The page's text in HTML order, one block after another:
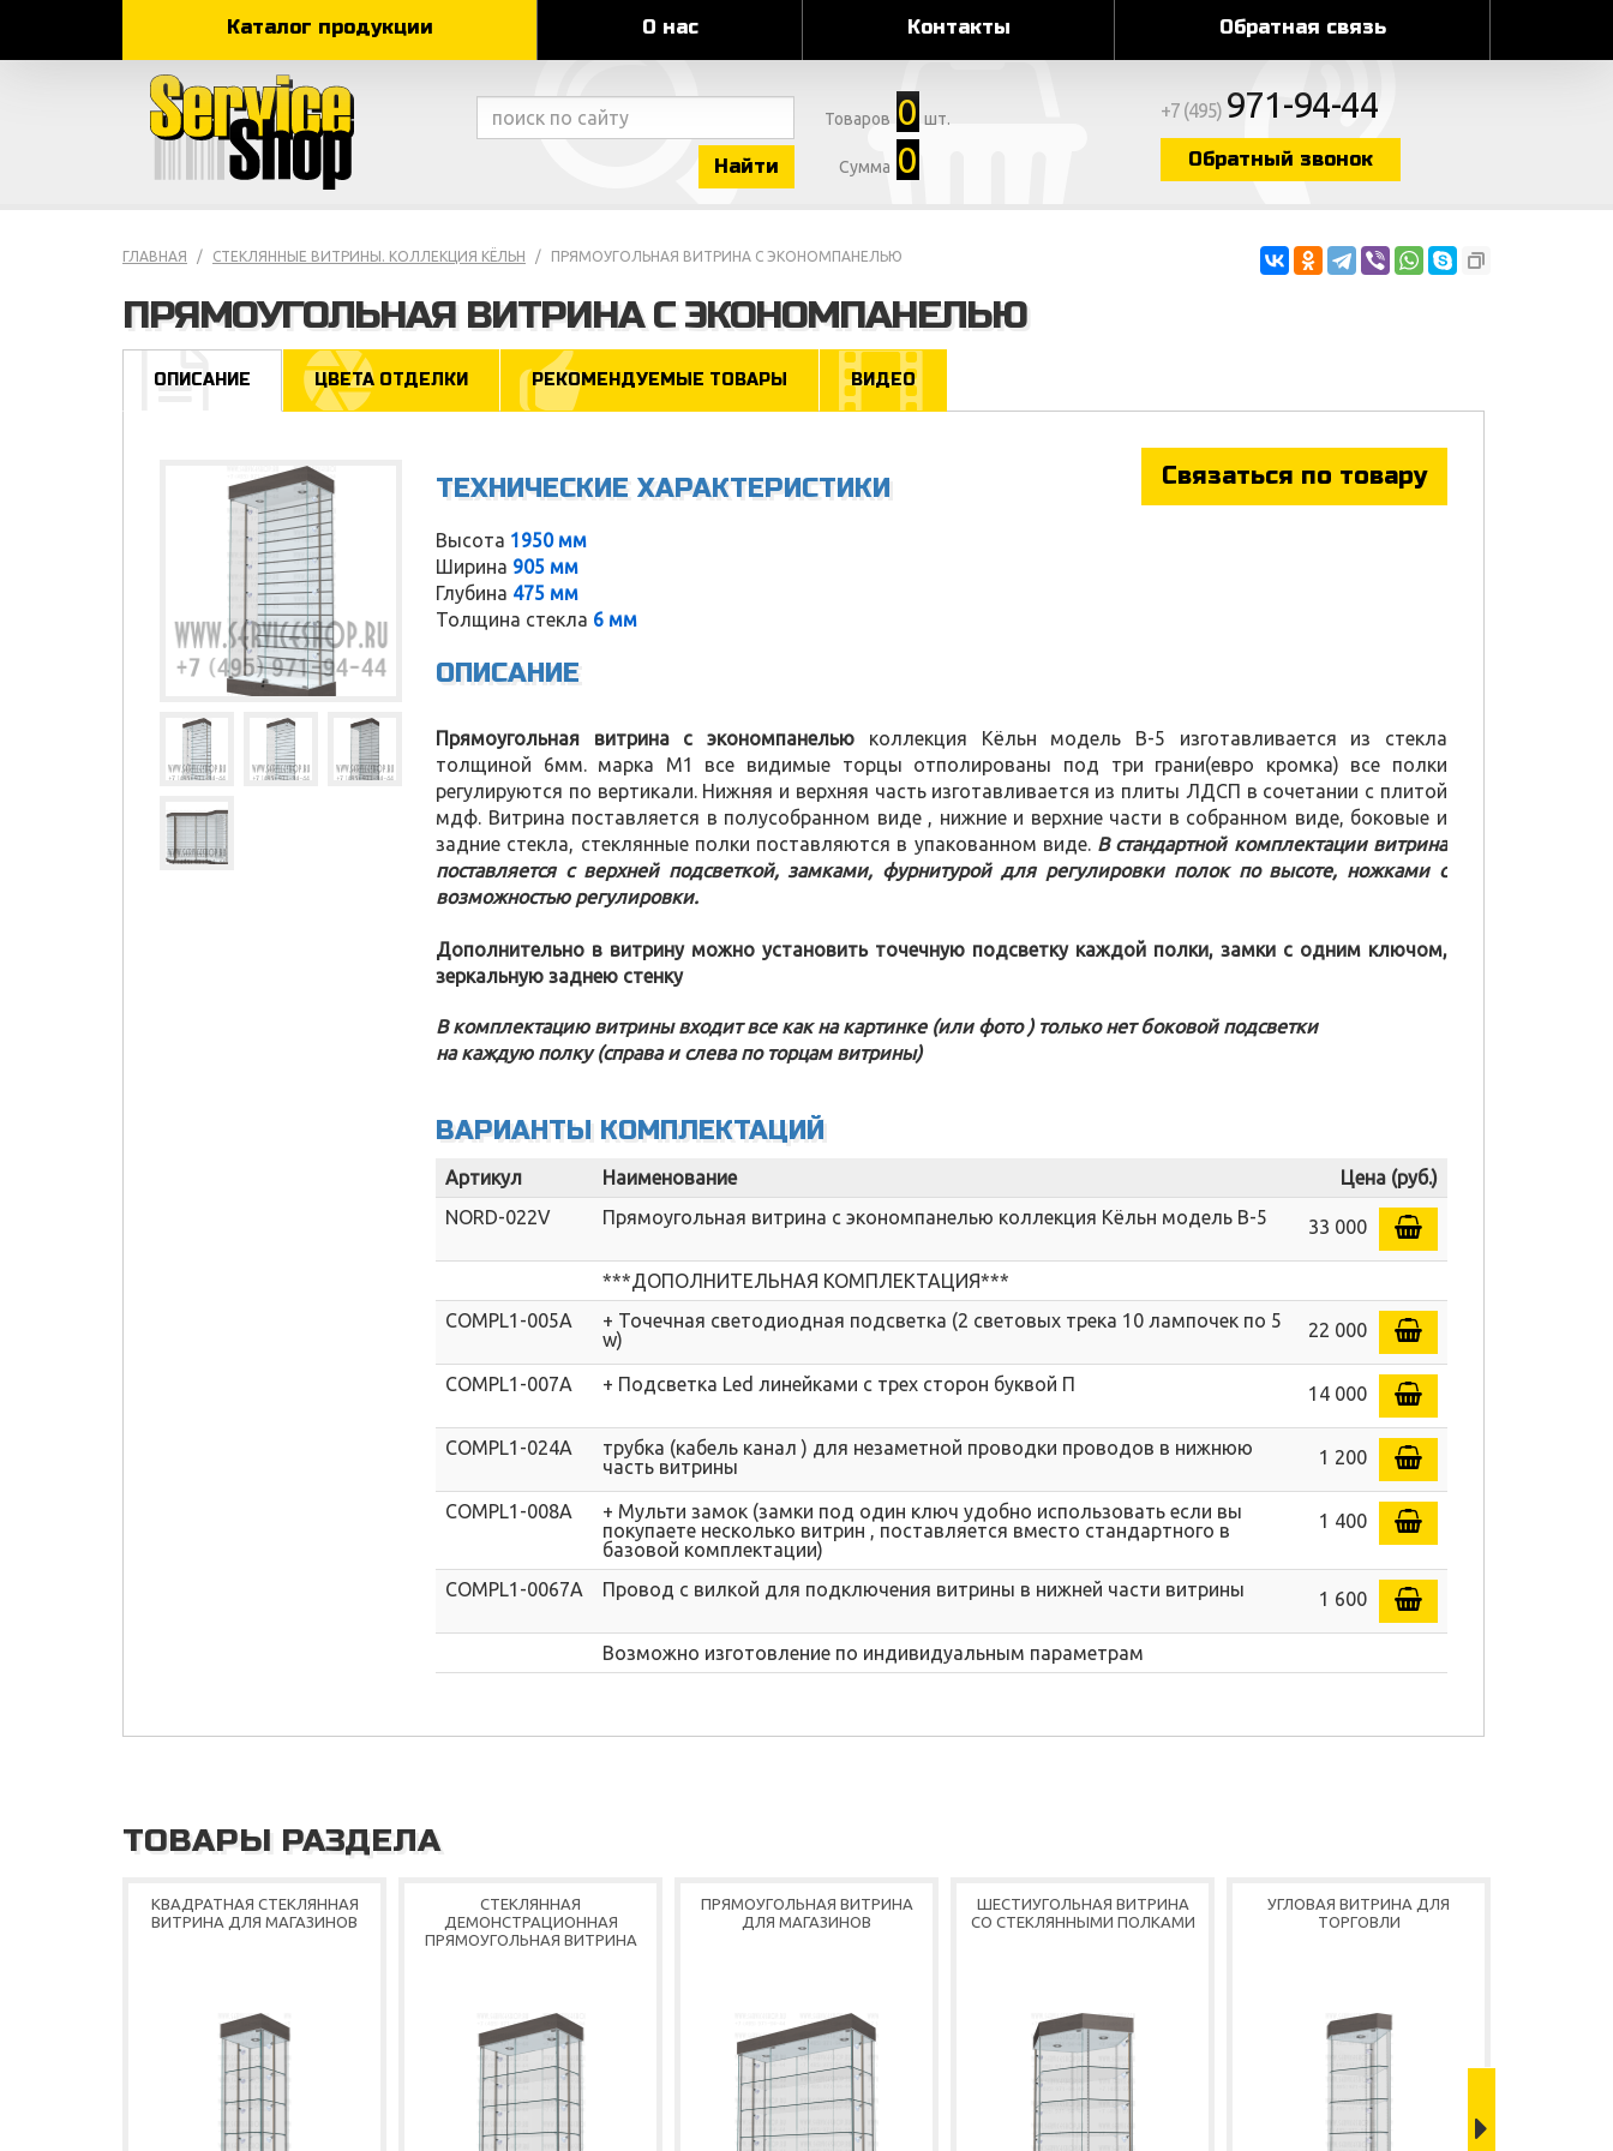
Каталог продукции О нас Контакты Обратная связь
Найти
Товаров 0 шт.
Сумма 0
+7 (495) 971-94-44
Обратный звонок
ГЛАВНАЯ СТЕКЛЯННЫЕ ВИТРИНЫ. КОЛЛЕКЦИЯ КЁЛЬН ПРЯМОУГОЛЬНАЯ ВИТРИНА С ЭКОНОМПАНЕЛЬЮ
ПРЯМОУГОЛЬНАЯ ВИТРИНА С ЭКОНОМПАНЕЛЬЮ
ОПИСАНИЕ ЦВЕТА ОТДЕЛКИ РЕКОМЕНДУЕМЫЕ ТОВАРЫ ВИДЕО
Связаться по товару
ТЕХНИЧЕСКИЕ ХАРАКТЕРИСТИКИ
Высота 1950 мм
Ширина 905 мм
Глубина 475 мм
Толщина стекла 6 мм
ОПИСАНИЕ
Прямоугольная витрина с экономпанелью коллекция Кёльн модель В-5 изготавливается из стекла
толщиной 6мм. марка М1 все видимые торцы отполированы под три грани(евро кромка) все полки
регулируются по вертикали. Нижняя и верхняя часть изготавливается из плиты ЛДСП в сочетании с плитой
мдф. Витрина поставляется в полусобранном виде , нижние и верхние части в собранном виде, боковые и
задние стекла, стеклянные полки поставляются в упакованном виде. В стандартной комплектации витрина
поставляется с верхней подсветкой, замками, фурнитурой для регулировки полок по высоте, ножками с
возможностью регулировки.
Дополнительно в витрину можно установить точечную подсветку каждой полки, замки с одним ключом,
зеркальную заднею стенку
В комплектацию витрины входит все как на картинке (или фото ) только нет боковой подсветки
на каждую полку (справа и слева по торцам витрины)
ВАРИАНТЫ КОМПЛЕКТАЦИЙ
Артикул Наименование
Цена (руб.)
NORD-022V
Прямоугольная витрина с экономпанелью коллекция Кёльн модель В-5 33 000
***ДОПОЛНИТЕЛЬНАЯ КОМПЛЕКТАЦИЯ***
COMPL1-005A
+ Точечная светодиодная подсветка (2 световых трека 10 лампочек по 5
w)
22 000
COMPL1-007A + Подсветка Led линейками с трех сторон буквой П 14 000
COMPL1-024A
трубка (кабель канал ) для незаметной проводки проводов в нижнюю
часть витрины
1 200
COMPL1-008A
+ Мульти замок (замки под один ключ удобно использовать если вы
покупаете несколько витрин , поставляется вместо стандартного в
базовой комплектации)
1 400
COMPL1-0067A Провод с вилкой для подключения витрины в нижней части витрины 1 600
Возможно изготовление по индивидуальным параметрам
ТОВАРЫ РАЗДЕЛА
КВАДРАТНАЯ СТЕКЛЯННАЯ
ВИТРИНА ДЛЯ МАГАЗИНОВ
СТЕКЛЯННАЯ
ДЕМОНСТРАЦИОННАЯ
ПРЯМОУГОЛЬНАЯ ВИТРИНА
ПРЯМОУГОЛЬНАЯ ВИТРИНА
ДЛЯ МАГАЗИНОВ
ШЕСТИУГОЛЬНАЯ ВИТРИНА
СО СТЕКЛЯННЫМИ ПОЛКАМИ
УГЛОВАЯ ВИТРИНА ДЛЯ
ТОРГОВЛИ